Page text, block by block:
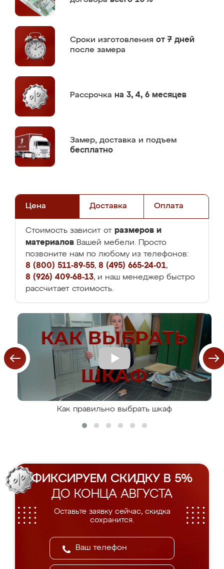
Сроки изготовления от 7 дней
после замера
Рассрочка на 3, 4, 6 месяцев
Замер, доставка и подъем
бесплатно
Цена Доставка Оплата
Стоимость зависит от размеров и
материалов Вашей мебели. Просто
позвоните нам по любому из телефонов:
8 (800) 511-89-55, 8 (495) 665-24-01,
8 (926) 409-68-13, и наш менеджер быстро
рассчитает стоимость.
Как правильно выбрать шкаф
ФИКСИРУЕМ СКИДКУ В 5%
ДО КОНЦА АВГУСТА
Оставьте заявку сейчас, скидка
сохранится.